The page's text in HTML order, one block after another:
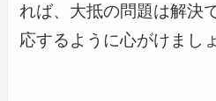
れば、大抵の問題は解決
応するように心がけまし